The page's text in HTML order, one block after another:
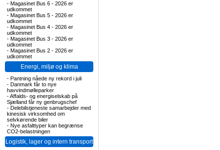
- Magasinet Bus 6 - 2026 er
udkommet
- Magasinet Bus 5 - 2026 er
udkommet
- Magasinet Bus 4 - 2026 er
udkommet
- Magasinet Bus 3 - 2026 er
udkommet
- Magasinet Bus 2 - 2026 er
udkommet
Energi, miljø og klima
- Pantning nåede ny rekord i juli
- Danmark får to nye
havvindmølleparker
-Affalds- og energiselskab på
Sjælland får ny genbrugschef
- Delebilstjeneste samarbejder med
kinesisk virksomhed om
selvkørende biler
- Nye asfalttyper kan begrænse
CO2-belastningen
Logistik, lager og intern transport